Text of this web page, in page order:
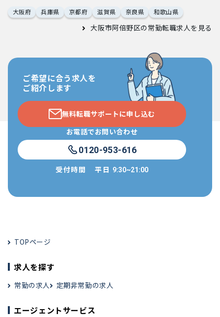
大阪府 兵庫県 京都府 滋賀県 奈良県 和歌山県
大阪市阿倍野区の常勤転職求人を見る
ご希望に合う求人を
ご紹介します
無料転職サポートに申し込む
お電話でお問い合わせ
0120-953-616
受付時間 平日 9:30~21:00
TOPページ
求人を探す
常勤の求人 定期非常勤の求人
エージェントサービス